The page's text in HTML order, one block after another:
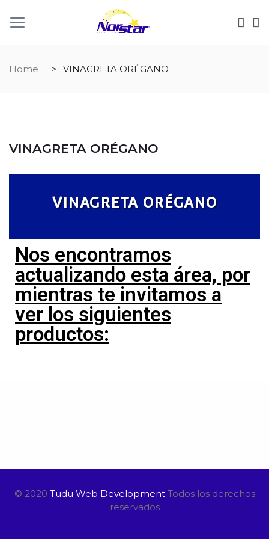
Home VINAGRETA ORÉGANO
VINAGRETA ORÉGANO
VINAGRETA ORÉGANO
Nos encontramos
actualizando esta área, por
mientras te invitamos a
ver los siguientes
productos:
© 2020 Tudu Web DevelopmentTodos los derechos
reservados